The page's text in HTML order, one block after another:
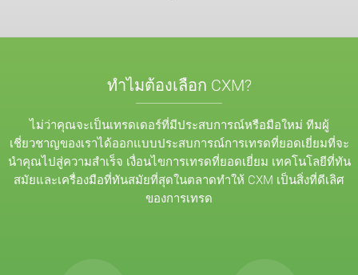
ทำไมต้องเลือก CXM?
ไม่ว่าคุณจะเป็นเทรดเดอร์ที่มีประสบการณ์หรือมือใหม่ ทีมผู้
เชี่ยวชาญของเราได้ออกแบบประสบการณ์การเทรดที่ยอดเยี่ยมที่จะ
นำคุณไปสู่ความสำเร็จ เงื่อนไขการเทรดที่ยอดเยี่ยม เทคโนโลยีที่ทัน
สมัยและเครื่องมือที่ทันสมัยที่สุดในตลาดทำให้ CXM เป็นสิ่งที่ดีเลิศ
ของการเทรด